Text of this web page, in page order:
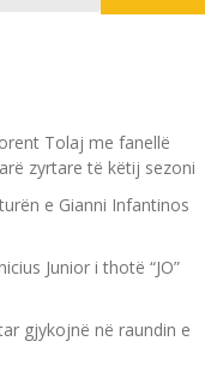
Tolaj me fanellë
zyrtare të këtij sezoni
e Gianni Infantinos
Junior i thotë “JO”
gjykojnë në raundin e